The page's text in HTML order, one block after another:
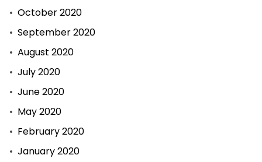
October 2020
September 2020
August 2020
July 2020
June 2020
May 2020
February 2020
January 2020